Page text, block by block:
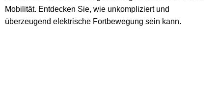
Mobilität. Entdecken Sie, wie unkompliziert und
überzeugend elektrische Fortbewegung sein kann.